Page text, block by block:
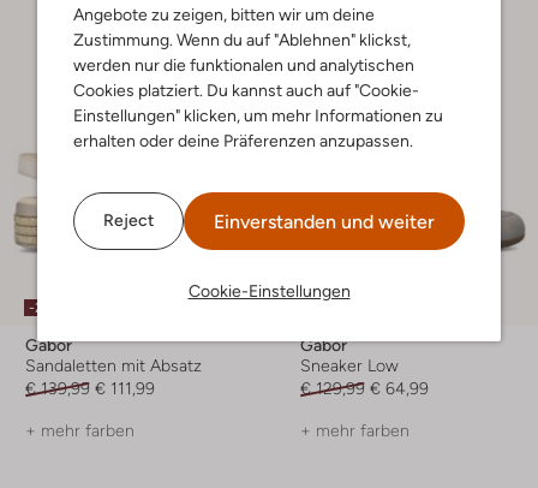
Angebote zu zeigen, bitten wir um deine
Zustimmung. Wenn du auf "Ablehnen" klickst,
werden nur die funktionalen und analytischen
Cookies platziert. Du kannst auch auf "Cookie-
Einstellungen" klicken, um mehr Informationen zu
erhalten oder deine Präferenzen anzupassen.
Reject Einverstanden und weiter
Cookie-Einstellungen
-20%
Gabor
Sandaletten mit Absatz
€ 139,99 € 111,99
+ mehr farben
Gabor
Sneaker Low
€ 129,99 € 64,99
+ mehr farben